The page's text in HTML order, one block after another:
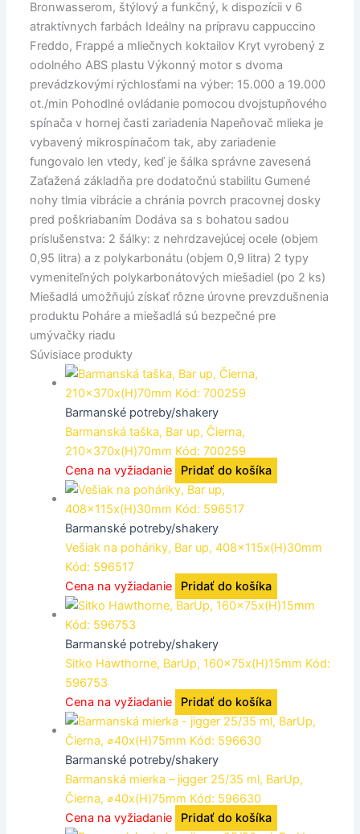
Bronwasserom, štýlový a funkčný, k dispozícii v 6
atraktívnych farbách Ideálny na prípravu cappuccino
Freddo, Frappé a mliečnych koktailov Kryt vyrobený z
odolného ABS plastu Výkonný motor s dvoma
prevádzkovými rýchlosťami na výber: 15.000 a 19.000
ot./min Pohodlné ovládanie pomocou dvojstupňového
spínača v hornej časti zariadenia Napeňovač mlieka je
vybavený mikrospínačom tak, aby zariadenie
fungovalo len vtedy, keď je šálka správne zavesená
Zaťažená základňa pre dodatočnú stabilitu Gumené
nohy tlmia vibrácie a chránia povrch pracovnej dosky
pred poškriabaním Dodáva sa s bohatou sadou
príslušenstva: 2 šálky: z nehrdzavejúcej ocele (objem
0,95 litra) a z polykarbonátu (objem 0,9 litra) 2 typy
vymeniteľných polykarbonátových miešadiel (po 2 ks)
Miešadlá umožňujú získať rôzne úrovne prevzdušnenia
produktu Poháre a miešadlá sú bezpečné pre
umývačky riadu
Súvisiace produkty
Barmanské potreby/shakery
Barmanská taška, Bar up, Čierna,
210x370x(H)70mm Kód: 700259
Cena na vyžiadanie
Pridať do košíka
Barmanské potreby/shakery
Vešiak na poháriky, Bar up, 408x115x(H)30mm
Kód: 596517
Cena na vyžiadanie
Pridať do košíka
Barmanské potreby/shakery
Sitko Hawthorne, BarUp, 160x75x(H)15mm Kód:
596753
Cena na vyžiadanie
Pridať do košíka
Barmanské potreby/shakery
Barmanská mierka – jigger 25/35 ml, BarUp,
Čierna, ⌀40x(H)75mm Kód: 596630
Cena na vyžiadanie
Pridať do košíka